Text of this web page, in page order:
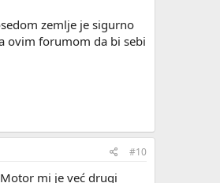
zemlje je sigurno
ovim forumom da bi sebi
#10
mi je već drugi